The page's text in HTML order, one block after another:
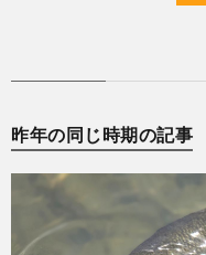
昨年の同じ時期の記事